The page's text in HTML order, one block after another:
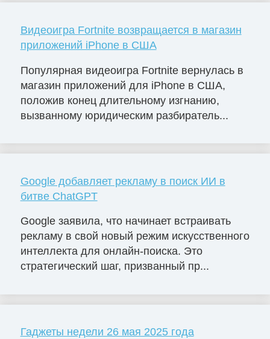
Видеоигра Fortnite возвращается в магазин
приложений iPhone в США
Популярная видеоигра Fortnite вернулась в
магазин приложений для iPhone в США,
положив конец длительному изгнанию,
вызванному юридическим разбиратель...
Google добавляет рекламу в поиск ИИ в
битве ChatGPT
Google заявила, что начинает встраивать
рекламу в свой новый режим искусственного
интеллекта для онлайн-поиска. Это
стратегический шаг, призванный пр...
Гаджеты недели 26 мая 2025 года